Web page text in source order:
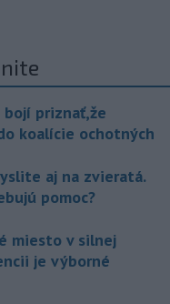
bojí priznať,že
koalície ochotných
aj na zvieratá.
pomoc?
miesto v silnej
je výborné